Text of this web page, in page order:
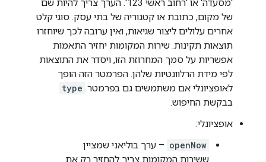
'מסעדה' או 'רחוב ראשי 123'. הערך צריך להיות שם
של מקום, כתובת או קטגוריה של בתי עסק. סוגי קלט
אחרים עלולים ליצור שגיאות, ואין ערובה לכך שיוחזרו
תוצאות תקינות. שירות המקומות יחזיר התאמות
אפשריות על סמך המחרוזת הזו, ויסדר את התוצאות
לפי מידת הרלוונטיות שלהן. הפרמטר הזה הופך
לאופציונלי אם משתמשים גם בפרמטר type
בבקשת החיפוש.
אופציונלי:
openNow – ערך בוליאני שמציין
ששירות המקומות צריך להחזיר רק את